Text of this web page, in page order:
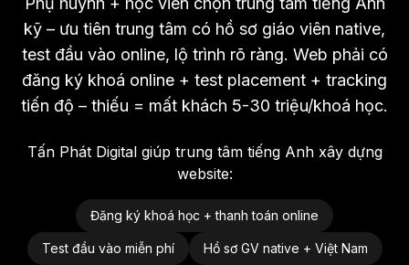
kỹ – ưu tiên trung tâm có hồ sơ giáo viên native,
test đầu vào online, lộ trình rõ ràng. Web phải có
đăng ký khoá online + test placement + tracking
tiến độ – thiếu = mất khách 5-30 triệu/khoá học.
Tấn Phát Digital giúp trung tâm tiếng Anh xây dựng
website:
Đăng ký khoá học + thanh toán online
Test đầu vào miễn phí Hồ sơ GV native + Việt Nam